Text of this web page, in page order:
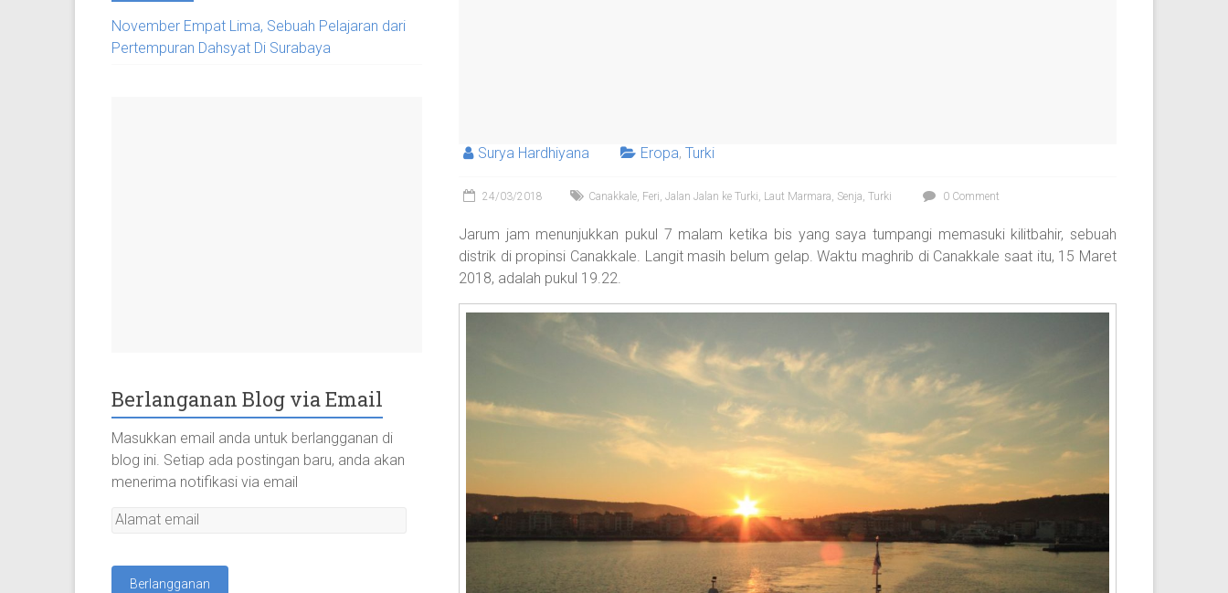
Surya Hardhiyana Eropa, Turki
24/03/2018 Canakkale, Feri, Jalan Jalan ke Turki, Laut Marmara, Senja, Turki 0 Comment
Jarum jam menunjukkan pukul 7 malam ketika bis yang saya tumpangi memasuki kilitbahir, sebuah
distrik di propinsi Canakkale. Langit masih belum gelap. Waktu maghrib di Canakkale saat itu, 15 Maret
2018, adalah pukul 19.22.
November Empat Lima, Sebuah Pelajaran dari
Pertempuran Dahsyat Di Surabaya
Berlanganan Blog via Email
Masukkan email anda untuk berlangganan di
blog ini. Setiap ada postingan baru, anda akan
menerima notifikasi via email
A
a